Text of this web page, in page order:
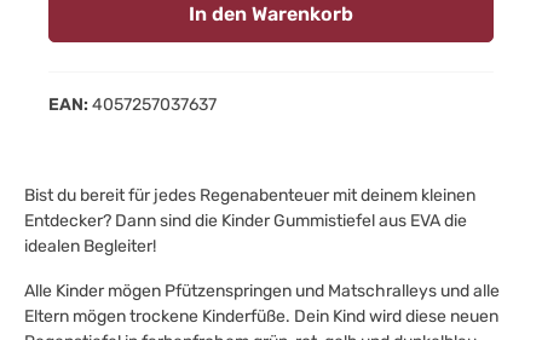
In den Warenkorb
EAN: 4057257037637
Bist du bereit für jedes Regenabenteuer mit deinem kleinen
Entdecker? Dann sind die Kinder Gummistiefel aus EVA die
idealen Begleiter!
Alle Kinder mögen Pfützenspringen und Matschralleys und alle
Eltern mögen trockene Kinderfüße. Dein Kind wird diese neuen